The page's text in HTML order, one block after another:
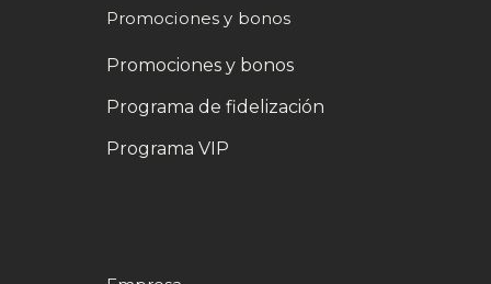
Promociones y bonos
Promociones y bonos
Programa de fidelización
Programa VIP